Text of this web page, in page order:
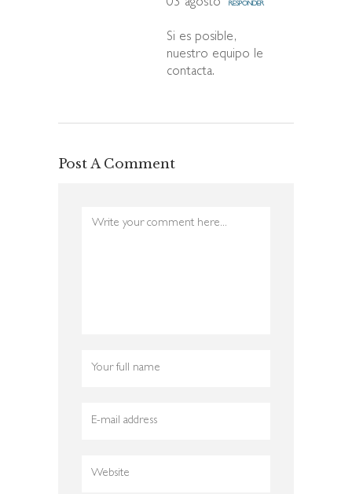
03 agosto RESPONDER
Si es posible,
nuestro equipo le
contacta.
Post A Comment